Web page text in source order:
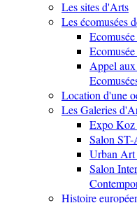
Les sites d'Arts
Les écomusées
Appel
Location d'une
Les Galeries
Expo
Salon
Urban Art
Salon
Histoire